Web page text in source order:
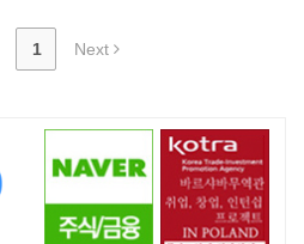
1 Next